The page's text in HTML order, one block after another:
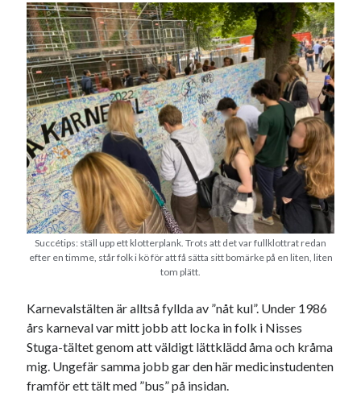
Succétips: ställ upp ett klotterplank. Trots att det var fullklottrat redan
efter en timme, står folk i kö för att få sätta sitt bomärke på en liten, liten
tom plätt.
Karnevalstälten är alltså fyllda av ”nåt kul”. Under 1986
års karneval var mitt jobb att locka in folk i Nisses
Stuga-tältet genom att väldigt lättklädd åma och kråma
mig. Ungefär samma jobb gar den här medicinstudenten
framför ett tält med ”bus” på insidan.